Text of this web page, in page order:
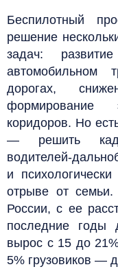
Беспилотный
решение
задач:
автомобильном
дорогах,
формирование
коридоров. Но
— решить
водителей-
и
отрыве от
России, с ее
последние годы
вырос с 15 до
5% грузовиков —